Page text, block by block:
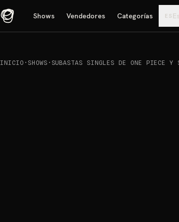
Shows Vendedores Categorías ES
INICIO · SHOWS · SUBASTAS SINGLES DE ONE PIECE Y